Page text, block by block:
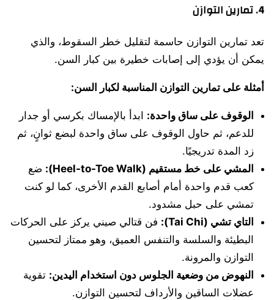
4. تمارين التوازن
تعد تمارين التوازن حاسمة لتقليل خطر السقوط، والذي
يمكن أن يؤدي إلى إصابات خطيرة بين كبار السن.
أمثلة على تمارين التوازن المناسبة لكبار السن:
الوقوف على ساق واحدة: ابدأ بالإمساك بكرسي أو جدار
للدعم، ثم حاول الوقوف على ساق واحدة لبضع ثوانٍ، ثم
زد المدة تدريجيًا.
المشي على خط مستقيم (Heel-to-Toe Walk):
ضع
كعب قدم واحدة أمام أصابع القدم الأخرى، كما لو كنت
تمشي على حبل مشدود.
التاي تشي (Tai Chi):
فن قتالي صيني يركز على الحركات
البطيئة والسلسة والتنفس العميق، وهو ممتاز لتحسين
التوازن والمرونة.
النهوض من وضعية الجلوس دون استخدام اليدين: تقوية
عضلات الساقين والأرداف لتحسين التوازن.